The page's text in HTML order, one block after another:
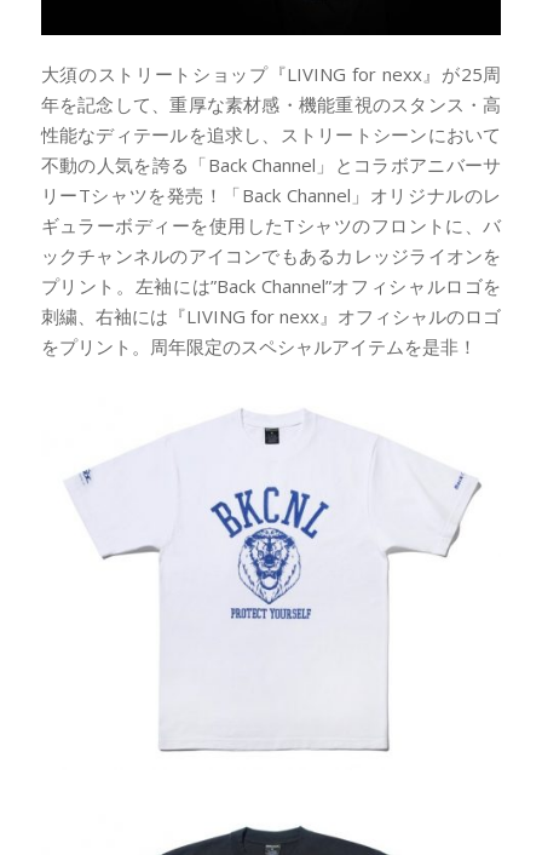
大須のストリートショップ『LIVING for nexx』が25周
年を記念して、重厚な素材感・機能重視のスタンス・高
性能なディテールを追求し、ストリートシーンにおいて
不動の人気を誇る「Back Channel」とコラボアニバーサ
リーTシャツを発売！「Back Channel」オリジナルのレ
ギュラーボディーを使用したTシャツのフロントに、バ
ックチャンネルのアイコンでもあるカレッジライオンを
プリント。左袖には”Back Channel”オフィシャルロゴを
刺繍、右袖には『LIVING for nexx』オフィシャルのロゴ
をプリント。周年限定のスペシャルアイテムを是非！